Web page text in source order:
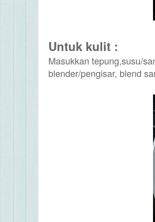
Untuk kulit :
Masukkan tepung,susu/
blender/pengisar, blend